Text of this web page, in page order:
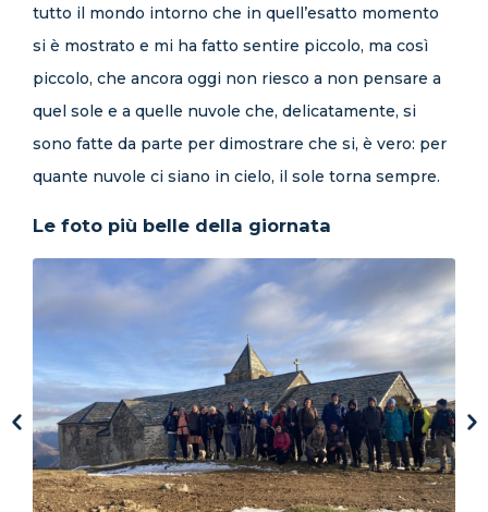
tutto il mondo intorno che in quell’esatto momento
si è mostrato e mi ha fatto sentire piccolo, ma così
piccolo, che ancora oggi non riesco a non pensare a
quel sole e a quelle nuvole che, delicatamente, si
sono fatte da parte per dimostrare che si, è vero: per
quante nuvole ci siano in cielo, il sole torna sempre.
Le foto più belle della giornata